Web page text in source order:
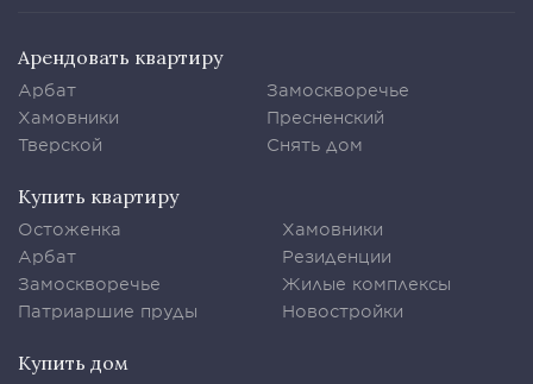
Арендовать квартиру
Арбат
Хамовники
Тверской
Замоскворечье
Пресненский
Снять дом
Купить квартиру
Остоженка
Арбат
Замоскворечье
Патриаршие пруды
Хамовники
Резиденции
Жилые комплексы
Новостройки
Купить дом